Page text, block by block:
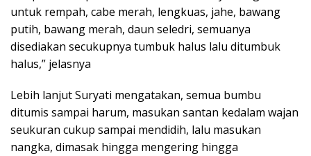
untuk rempah, cabe merah, lengkuas, jahe, bawang
putih, bawang merah, daun seledri, semuanya
disediakan secukupnya tumbuk halus lalu ditumbuk
halus,” jelasnya
Lebih lanjut Suryati mengatakan, semua bumbu
ditumis sampai harum, masukan santan kedalam wajan
seukuran cukup sampai mendidih, lalu masukan
nangka, dimasak hingga mengering hingga